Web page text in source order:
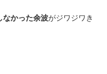
なかった余波がジワジワき